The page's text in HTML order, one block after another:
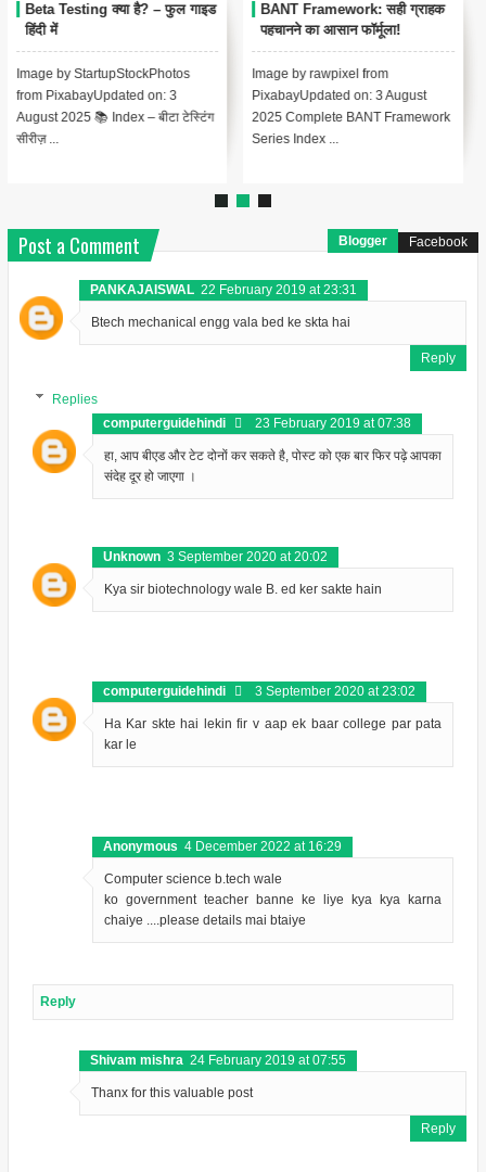
Beta Testing क्या है? – फुल गाइड
हिंदी में
Image by StartupStockPhotos
from PixabayUpdated on: 3
August 2025 📚 Index – बीटा टेस्टिंग
सीरीज़ ...
BANT Framework: सही ग्राहक
पहचानने का आसान फॉर्मूला!
Image by rawpixel from
PixabayUpdated on: 3 August
2025 Complete BANT Framework
Series Index ...
Post a Comment Blogger Facebook
PANKAJAISWAL 22 February 2019 at 23:31
Btech mechanical engg vala bed ke skta hai
Reply
Replies
computerguidehindi
23 February 2019 at 07:38
हा, आप बीएड और टेट दोनों कर सकते है, पोस्ट को एक बार फिर पढ़े आपका
संदेह दूर हो जाएगा ।
Unknown 3 September 2020 at 20:02
Kya sir biotechnology wale B. ed ker sakte hain
computerguidehindi 3 September 2020 at 23:02
Ha Kar skte hai lekin fir v aap ek baar college par pata
kar le
Anonymous 4 December 2022 at 16:29
Computer science b.tech wale
ko government teacher banne ke liye kya kya karna
chaiye ....please details mai btaiye
Reply
Shivam mishra 24 February 2019 at 07:55
Thanx for this valuable post
Reply